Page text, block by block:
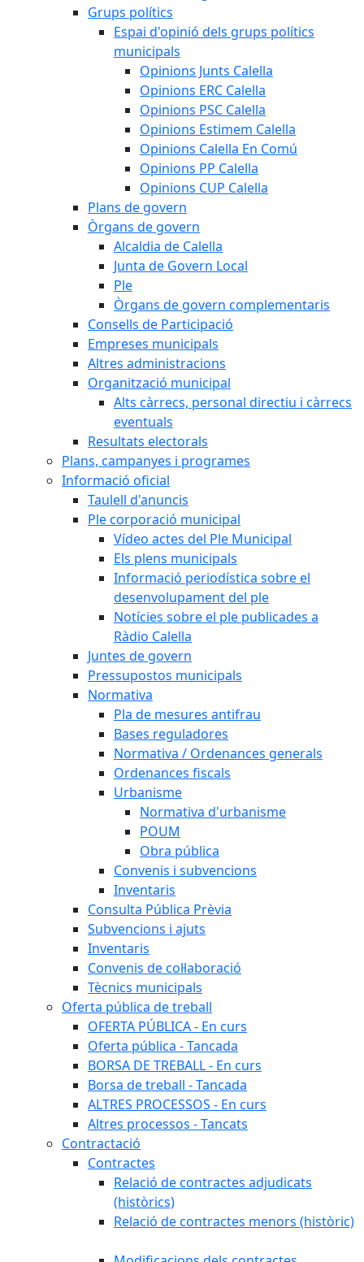
Grups polítics
Espai d'opinió dels grups polítics
municipals
Opinions Junts Calella
Opinions ERC Calella
Opinions PSC Calella
Opinions Estimem Calella
Opinions Calella En Comú
Opinions PP Calella
Opinions CUP Calella
Plans de govern
Òrgans de govern
Alcaldia de Calella
Junta de Govern Local
Ple
Òrgans de govern complementaris
Consells de Participació
Empreses municipals
Altres administracions
Organització municipal
Alts càrrecs, personal directiu i càrrecs
eventuals
Resultats electorals
Plans, campanyes i programes
Informació oficial
Taulell d'anuncis
Ple corporació municipal
Vídeo actes del Ple Municipal
Els plens municipals
Informació periodística sobre el
desenvolupament del ple
Notícies sobre el ple publicades a
Ràdio Calella
Juntes de govern
Pressupostos municipals
Normativa
Pla de mesures antifrau
Bases reguladores
Normativa / Ordenances generals
Ordenances fiscals
Urbanisme
Normativa d'urbanisme
POUM
Obra pública
Convenis i subvencions
Inventaris
Consulta Pública Prèvia
Subvencions i ajuts
Inventaris
Convenis de col·laboració
Tècnics municipals
Oferta pública de treball
OFERTA PÚBLICA - En curs
Oferta pública - Tancada
BORSA DE TREBALL - En curs
Borsa de treball - Tancada
ALTRES PROCESSOS - En curs
Altres processos - Tancats
Contractació
Contractes
Relació de contractes adjudicats
(històrics)
Relació de contractes menors (històric)